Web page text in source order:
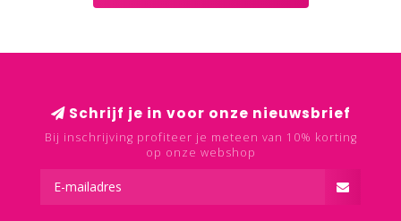
Schrijf je in voor onze nieuwsbrief
Bij inschrijving profiteer je meteen van 10% korting
op onze webshop